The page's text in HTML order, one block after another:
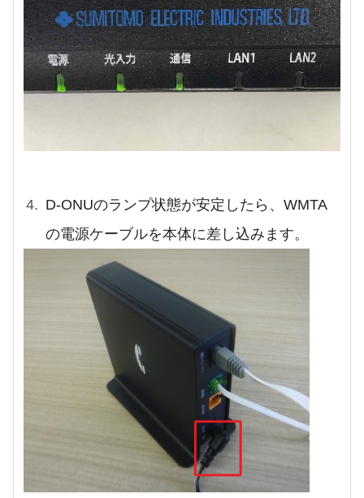
D-ONUのランプ状態が安定したら、WMTA
の電源ケーブルを本体に差し込みます。